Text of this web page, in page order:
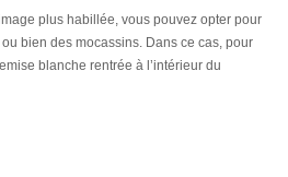
plus habillée, vous pouvez opter pour
bien des mocassins. Dans ce cas, pour
blanche rentrée à l’intérieur du